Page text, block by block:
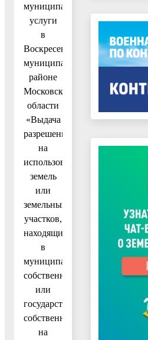
муниципальной
услуги
в
Воскресенском
муниципальном
районе
Московской
области
«Выдача
разрешения
на
использование
земель
или
земельных
участков,
находящихся
в
муниципальной
собственности
или
государственная
собственность
на